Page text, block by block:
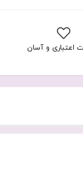
اعتباری و آسان